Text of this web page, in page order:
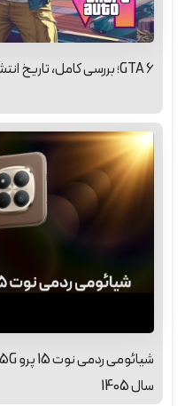
GTA 6؛ بررسی کامل، تاریخ انتشار، گیم‌پلی و جدیدترین اخبار
سال 1405